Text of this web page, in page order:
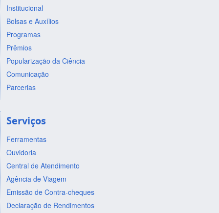
Institucional
Bolsas e Auxílios
Programas
Prêmios
Popularização da Ciência
Comunicação
Parcerias
Serviços
Ferramentas
Ouvidoria
Central de Atendimento
Agência de Viagem
Emissão de Contra-cheques
Declaração de Rendimentos